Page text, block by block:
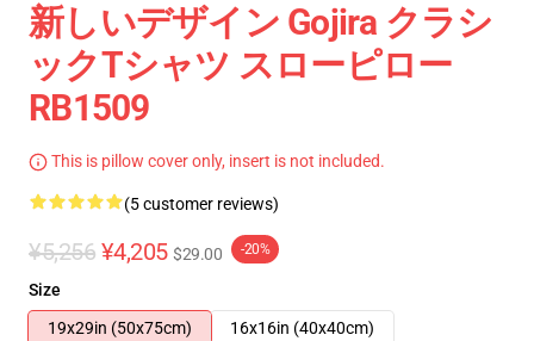
新しいデザイン Gojira クラシ
ックTシャツ スローピロー
RB1509
This is pillow cover only, insert is not included.
(5 customer reviews)
¥5,256 ¥4,205 $29.00 -20%
Size
19x29in (50x75cm)
16x16in (40x40cm)